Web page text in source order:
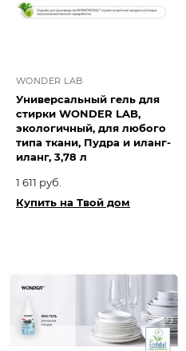
WONDER LAB
Универсальный гель для
стирки WONDER LAB,
экологичный, для любого
типа ткани, Пудра и иланг-
иланг, 3,78 л
1 611 руб.
Купить на Твой дом